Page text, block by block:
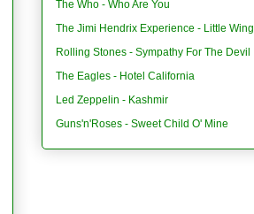
The Who - Who Are You
The Jimi Hendrix Experience - Little Wing
Rolling Stones - Sympathy For The Devil
The Eagles - Hotel California
Led Zeppelin - Kashmir
Guns'n'Roses - Sweet Child O' Mine